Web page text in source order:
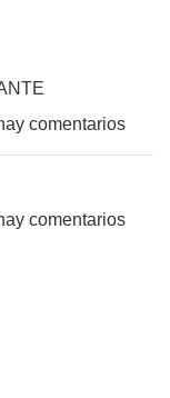
comentarios
comentarios